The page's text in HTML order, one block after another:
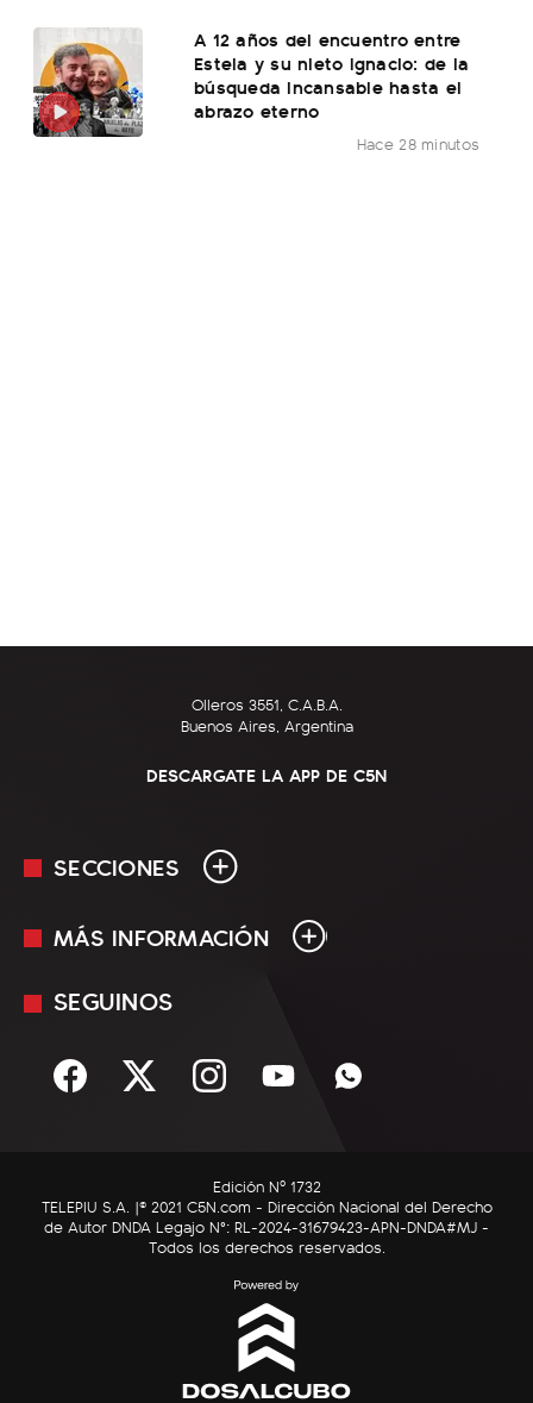
A 12 años del encuentro entre
Estela y su nieto Ignacio: de la
búsqueda incansable hasta el
abrazo eterno
Hace 28 minutos
Olleros 3551, C.A.B.A.
Buenos Aires, Argentina
DESCARGATE LA APP DE C5N
SECCIONES
En Vivo
Sociedad
C5N Autos
RatingCero
MÁS INFORMACIÓN
Mediakit
Términos y condiciones
SEGUINOS
Edición Nº 1732
TELEPIU S.A. |© 2021 C5N.com - Dirección Nacional del Derecho
de Autor DNDA Legajo N°: RL-2024-31679423-APN-DNDA#MJ -
Todos los derechos reservados.